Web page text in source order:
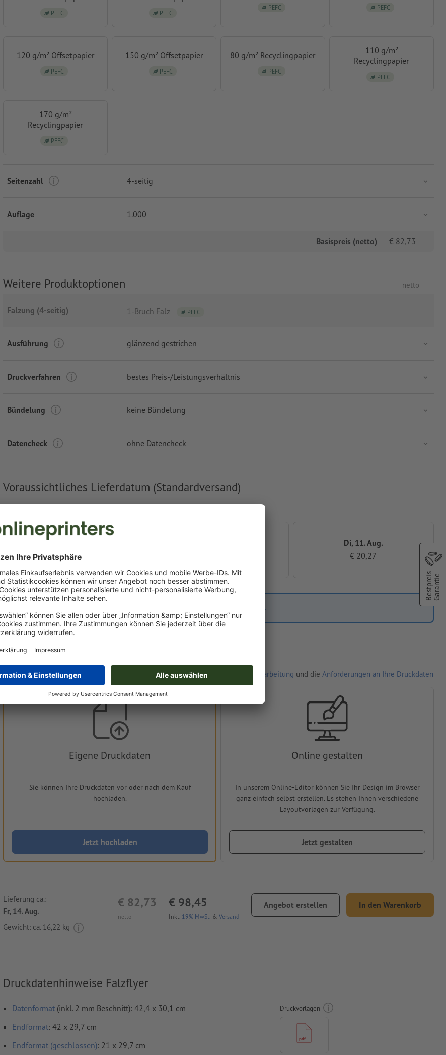
PEFC PEFC
PEFC PEFC
120 g/m² Offsetpapier
PEFC
150 g/m² Offsetpapier
PEFC
80 g/m² Recyclingpapier
PEFC
110 g/m²
Recyclingpapier
PEFC
170 g/m²
Recyclingpapier
PEFC
Seitenzahl 4-seitig
Auflage 1.000
Basispreis (netto) € 82,73
Weitere Produktoptionen netto
Falzung (4-seitig) 1-Bruch Falz PEFC
Ausführung glänzend gestrichen
Druckverfahren bestes Preis-/Leistungsverhältnis
Bündelung keine Bündelung
Datencheck ohne Datencheck
Voraussichtliches Lieferdatum (Standardversand)
Druckdatenabgabe bis Montag 12:00 Uhr
kostenlos
Di, 11. Aug.
€ 20,27
Schnellere Lieferung gewünscht? Wählen Sie Expressversand im Checkout.
Druckdaten
Hinsichtlich der Druckdatenverarbeitung gelten dieVereinbarung zur Auftragsverarbeitung und die Anforderungen an Ihre Druckdaten
Eigene Druckdaten
Sie können Ihre Druckdaten vor oder nach dem Kauf
hochladen.
Jetzt hochladen
Online gestalten
In unserem Online-Editor können Sie Ihr Design im Browser
ganz einfach selbst erstellen. Es stehen Ihnen verschiedene
Layoutvorlagen zur Verfügung.
Jetzt gestalten
netto
€ 82,73
Inkl. 19% MwSt. & Versand
€ 98,45 Angebot erstellen In den Warenkorb
Lieferung ca.:
Fr, 14. Aug.
Gewicht: ca. 16,22 kg
Druckdatenhinweise Falzflyer
Datenformat (inkl. 2 mm Beschnitt): 42,4 x 30,1 cm
Endformat: 42 x 29,7 cm
Endformat (geschlossen): 21 x 29,7 cm
Druckvorlagen
BestpreisGarantie